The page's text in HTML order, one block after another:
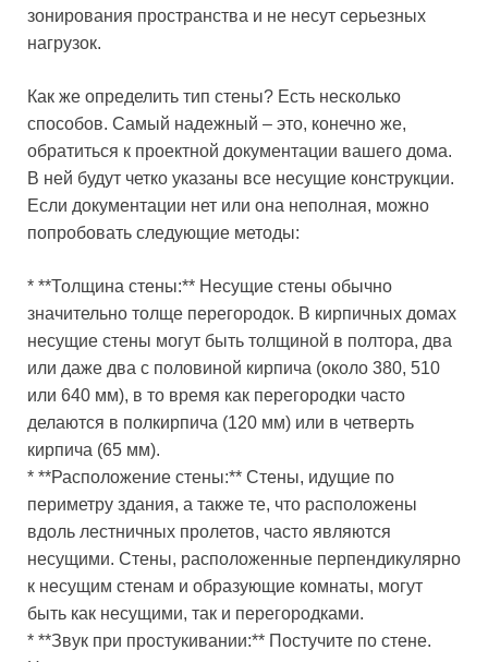
зонирования пространства и не несут серьезных
нагрузок.
Как же определить тип стены? Есть несколько
способов. Самый надежный – это, конечно же,
обратиться к проектной документации вашего дома.
В ней будут четко указаны все несущие конструкции.
Если документации нет или она неполная, можно
попробовать следующие методы:
* **Толщина стены:** Несущие стены обычно
значительно толще перегородок. В кирпичных домах
несущие стены могут быть толщиной в полтора, два
или даже два с половиной кирпича (около 380, 510
или 640 мм), в то время как перегородки часто
делаются в полкирпича (120 мм) или в четверть
кирпича (65 мм).
* **Расположение стены:** Стены, идущие по
периметру здания, а также те, что расположены
вдоль лестничных пролетов, часто являются
несущими. Стены, расположенные перпендикулярно
к несущим стенам и образующие комнаты, могут
быть как несущими, так и перегородками.
* **Звук при простукивании:** Постучите по стене.